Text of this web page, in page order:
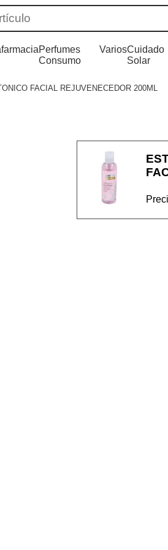
Perfumes
Consumo
VariosCuidado
Solar
FACIAL REJUVENECEDOR 200ML